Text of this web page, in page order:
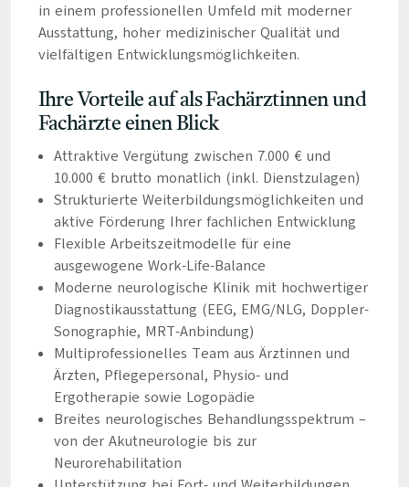
in einem professionellen Umfeld mit moderner
Ausstattung, hoher medizinischer Qualität und
vielfältigen Entwicklungsmöglichkeiten.
Ihre Vorteile auf als Fachärztinnen und
Fachärzte einen Blick
Attraktive Vergütung zwischen 7.000 € und
10.000 € brutto monatlich (inkl. Dienstzulagen)
Strukturierte Weiterbildungsmöglichkeiten und
aktive Förderung Ihrer fachlichen Entwicklung
Flexible Arbeitszeitmodelle für eine
ausgewogene Work-Life-Balance
Moderne neurologische Klinik mit hochwertiger
Diagnostikausstattung (EEG, EMG/NLG, Doppler-
Sonographie, MRT-Anbindung)
Multiprofessionelles Team aus Ärztinnen und
Ärzten, Pflegepersonal, Physio- und
Ergotherapie sowie Logopädie
Breites neurologisches Behandlungsspektrum –
von der Akutneurologie bis zur
Neurorehabilitation